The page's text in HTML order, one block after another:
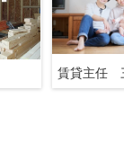
賃貸主任